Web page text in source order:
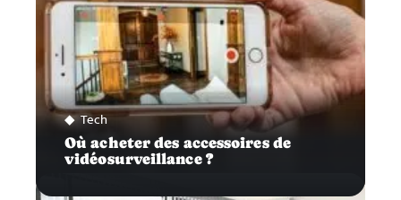
Tech
Où acheter des accessoires de
vidéosurveillance ?